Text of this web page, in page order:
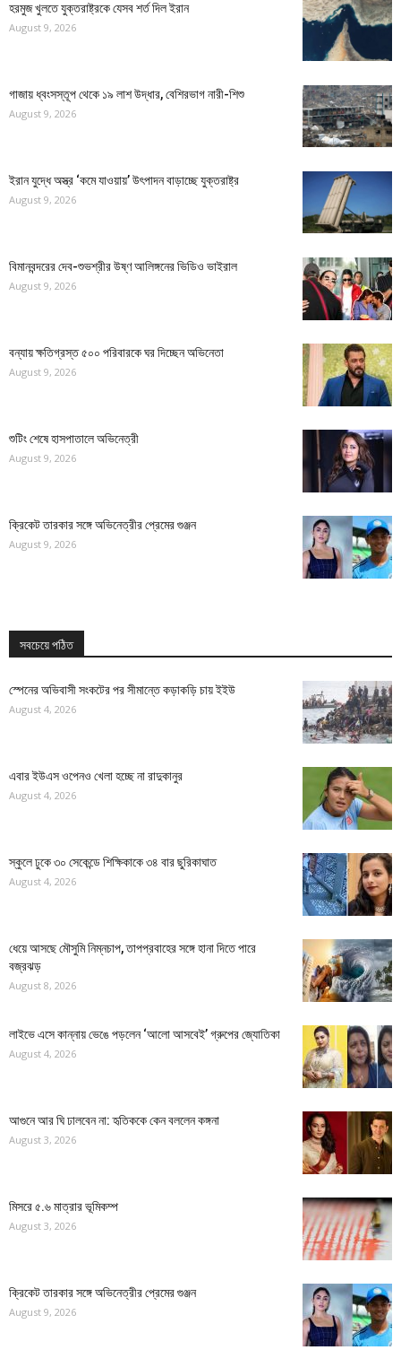
হরমুজ খুলতে যুক্তরাষ্ট্রকে যেসব শর্ত দিল ইরান
August 9, 2026
গাজায় ধ্বংসস্তূপ থেকে ১৯ লাশ উদ্ধার, বেশিরভাগ নারী-শিশু
August 9, 2026
ইরান যুদ্ধে অস্ত্র ‘কমে যাওয়ায়’ উৎপাদন বাড়াচ্ছে যুক্তরাষ্ট্র
August 9, 2026
বিমানবন্দরের দেব-শুভশ্রীর উষ্ণ আলিঙ্গনের ভিডিও ভাইরাল
August 9, 2026
বন্যায় ক্ষতিগ্রস্ত ৫০০ পরিবারকে ঘর দিচ্ছেন অভিনেতা
August 9, 2026
শুটিং শেষে হাসপাতালে অভিনেত্রী
August 9, 2026
ক্রিকেট তারকার সঙ্গে অভিনেত্রীর প্রেমের গুঞ্জন
August 9, 2026
সবচেয়ে পঠিত
স্পেনের অভিবাসী সংকটের পর সীমান্তে কড়াকড়ি চায় ইইউ
August 4, 2026
এবার ইউএস ওপেনও খেলা হচ্ছে না রাদুকানুর
August 4, 2026
স্কুলে ঢুকে ৩০ সেকেন্ডে শিক্ষিকাকে ৩৪ বার ছুরিকাঘাত
August 4, 2026
ধেয়ে আসছে মৌসুমি নিম্নচাপ, তাপপ্রবাহের সঙ্গে হানা দিতে পারে
বজ্রঝড়
August 8, 2026
লাইভে এসে কান্নায় ভেঙে পড়লেন ‘আলো আসবেই’ গ্রুপের জ্যোতিকা
August 4, 2026
আগুনে আর ঘি ঢালবেন না: হৃতিককে কেন বললেন কঙ্গনা
August 3, 2026
মিসরে ৫.৬ মাত্রার ভূমিকম্প
August 3, 2026
ক্রিকেট তারকার সঙ্গে অভিনেত্রীর প্রেমের গুঞ্জন
August 9, 2026